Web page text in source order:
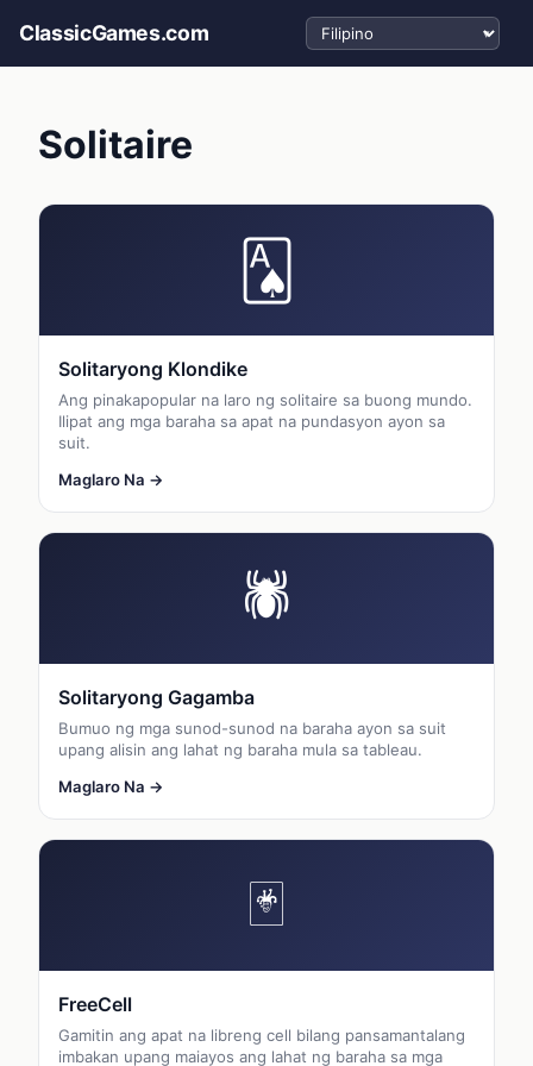
ClassicGames.com Pumili ng wika
Solitaire
🂡
Solitaryong Klondike
Ang pinakapopular na laro ng solitaire sa buong mundo.
Ilipat ang mga baraha sa apat na pundasyon ayon sa
suit.
Maglaro Na →
🕷
Solitaryong Gagamba
Bumuo ng mga sunod-sunod na baraha ayon sa suit
upang alisin ang lahat ng baraha mula sa tableau.
Maglaro Na →
🃏
FreeCell
Gamitin ang apat na libreng cell bilang pansamantalang
imbakan upang maiayos ang lahat ng baraha sa mga